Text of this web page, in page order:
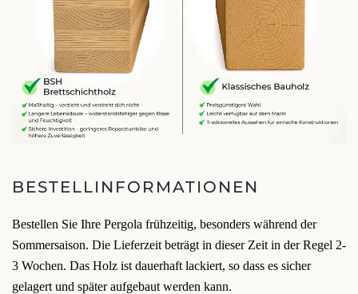
BESTELLINFORMATIONEN
Bestellen Sie Ihre Pergola frühzeitig, besonders während der
Sommersaison. Die Lieferzeit beträgt in dieser Zeit in der Regel 2-
3 Wochen. Das Holz ist dauerhaft lackiert, so dass es sicher
gelagert und später aufgebaut werden kann.